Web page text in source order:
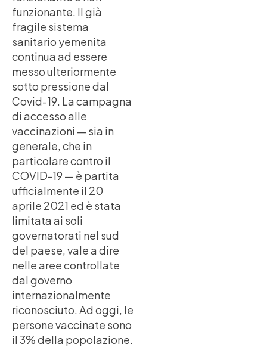
funzionante. Il già
fragile sistema
sanitario yemenita
continua ad essere
messo ulteriormente
sotto pressione dal
Covid-19. La campagna
di accesso alle
vaccinazioni — sia in
generale, che in
particolare contro il
COVID-19 — è partita
ufficialmente il 20
aprile 2021 ed è stata
limitata ai soli
governatorati nel sud
del paese, vale a dire
nelle aree controllate
dal governo
internazionalmente
riconosciuto. Ad oggi, le
persone vaccinate sono
il 3% della popolazione.